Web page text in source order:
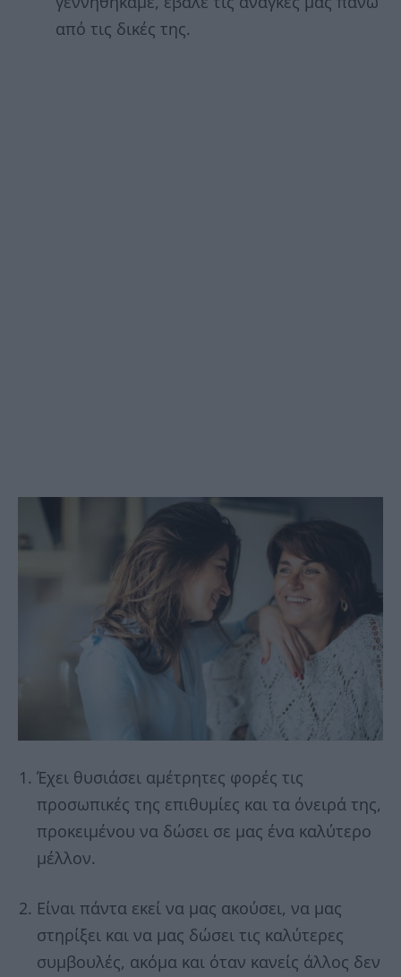
από τις δικές της.
Έχει θυσιάσει αμέτρητες φορές τις
προσωπικές της επιθυμίες και τα όνειρά της,
προκειμένου να δώσει σε μας ένα καλύτερο
μέλλον.
Είναι πάντα εκεί να μας ακούσει, να μας
στηρίξει και να μας δώσει τις καλύτερες
συμβουλές, ακόμα και όταν κανείς άλλος δεν